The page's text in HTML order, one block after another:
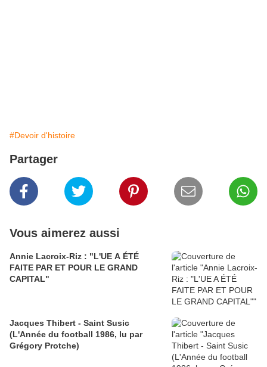
#Devoir d'histoire
Partager
Vous aimerez aussi
Annie Lacroix-Riz : "L'UE A ÉTÉ
FAITE PAR ET POUR LE GRAND
CAPITAL"
Jacques Thibert - Saint Susic
(L'Année du football 1986, lu par
Grégory Protche)